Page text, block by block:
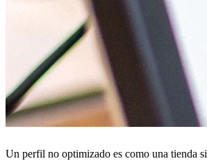
Un perfil no optimizado es como una tienda